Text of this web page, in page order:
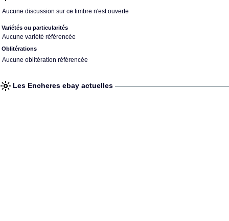
Aucune discussion sur ce timbre n'est ouverte
Variétés ou particularités
Aucune variété référencée
Oblitérations
Aucune oblitération référencée
Les Encheres ebay actuelles